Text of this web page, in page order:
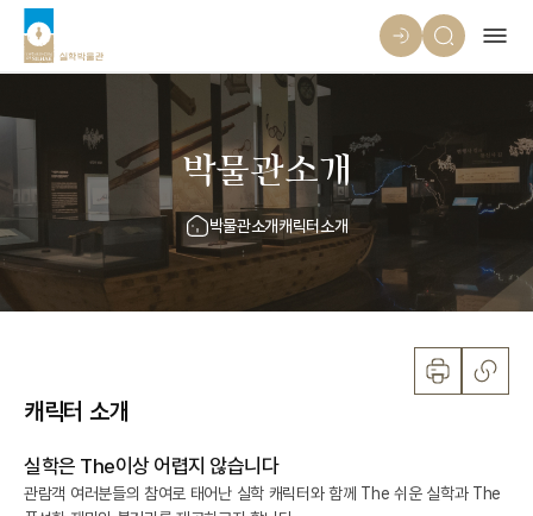
박물관소개
박물관소개캐릭터소개
캐릭터 소개
실학은 The이상 어렵지 않습니다
관람객 여러분들의 참여로 태어난 실학 캐릭터와 함께 The 쉬운 실학과 The